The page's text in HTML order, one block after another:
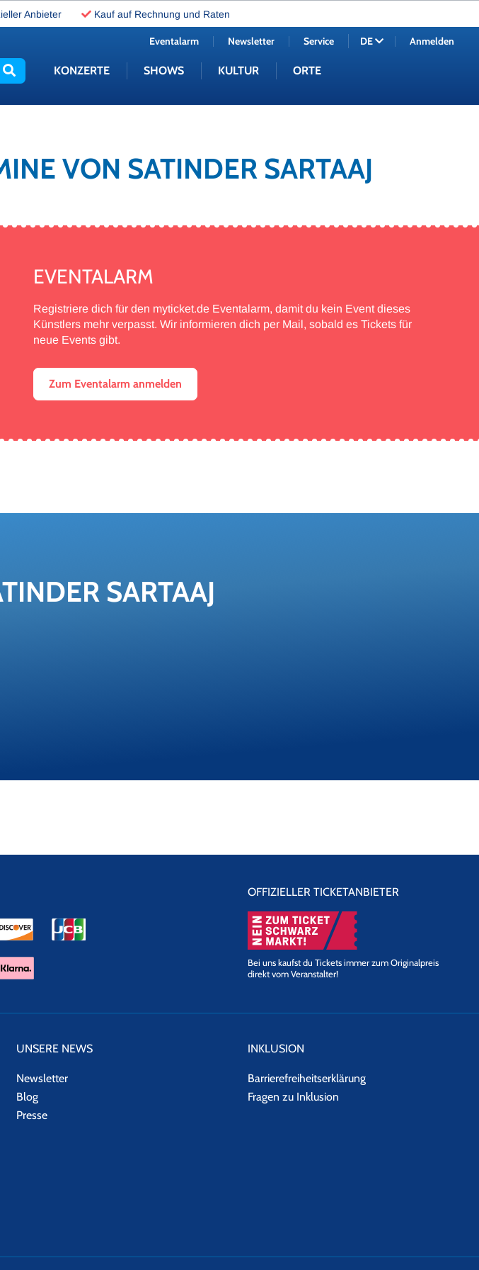
Anbieter Kauf auf Rechnung und Raten
KONZERTE SHOWS KULTUR ORTE
Eventalarm Newsletter Service DE Anmelden
VON SATINDER SARTAAJ
EVENTALARM
Registriere dich für den myticket.de Eventalarm, damit du kein Event dieses
Künstlers mehr verpasst. Wir informieren dich per Mail, sobald es Tickets für
neue Events gibt.
Zum Eventalarm anmelden
SAR­TAAJ
OFFIZIELLER TICKETANBIETER
Bei uns kaufst du Tickets immer zum Originalpreis
direkt vom Veranstalter!
UNSERE NEWS
Newsletter
Blog
Presse
INKLUSION
Barrierefreiheitserklärung
Fragen zu Inklusion